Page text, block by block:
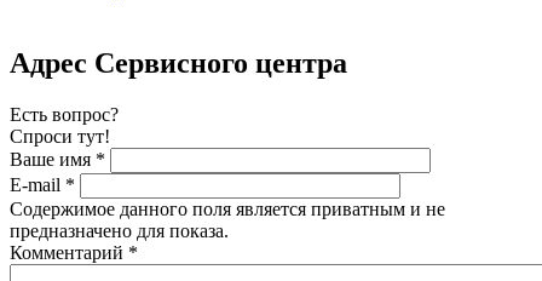
Адрес Сервисного центра
Есть вопрос?
Спроси тут!
Ваше имя *
E-mail *
Содержимое данного поля является приватным и не
предназначено для показа.
Комментарий *